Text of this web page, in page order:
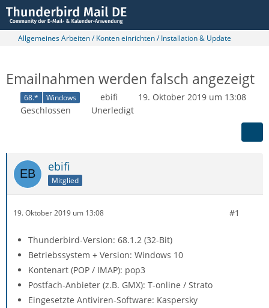
Allgemeines Arbeiten / Konten einrichten / Installation & Update
Emailnahmen werden falsch angezeigt
68.* Windows ebifi
19. Oktober 2019 um 13:08
Geschlossen
Unerledigt
ebifi
Mitglied
19. Oktober 2019 um 13:08 #1
Thunderbird-Version: 68.1.2 (32-Bit)
Betriebssystem + Version: Windows 10
Kontenart (POP / IMAP): pop3
Postfach-Anbieter (z.B. GMX): T-online / Strato
Eingesetzte Antiviren-Software: Kaspersky